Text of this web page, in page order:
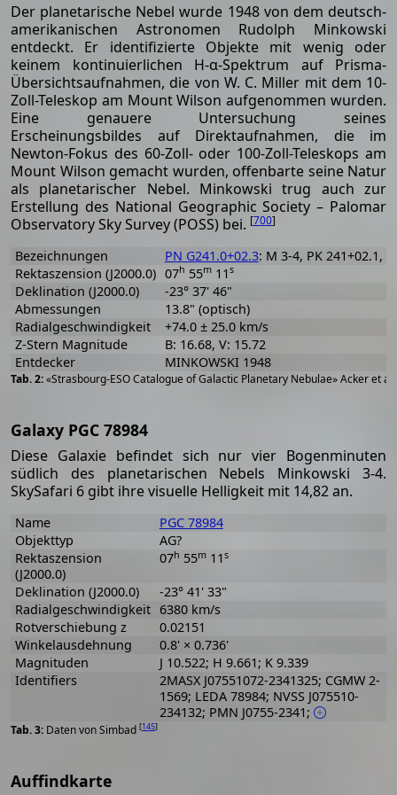
Der planetarische Nebel wurde 1948 von dem deutsch-
amerikanischen Astronomen Rudolph Minkowski
entdeckt. Er identifizierte Objekte mit wenig oder
keinem kontinuierlichen H-α-Spektrum auf Prisma-
Übersichtsaufnahmen, die von W. C. Miller mit dem 10-
Zoll-Teleskop am Mount Wilson aufgenommen wurden.
Eine genauere Untersuchung seines
Erscheinungsbildes auf Direktaufnahmen, die im
Newton-Fokus des 60-Zoll- oder 100-Zoll-Teleskops am
Mount Wilson gemacht wurden, offenbarte seine Natur
als planetarischer Nebel. Minkowski trug auch zur
Erstellung des National Geographic Society – Palomar
Observatory Sky Survey (POSS) bei. [700]
«Strasbourg-ESO Catalogue of Galactic Planetary Nebulae» Acker et
Bezeichnungen PN G241.0+02.3: M 3-4, PK 241+02.1,
Rektaszension (J2000.0) 07h 55m11 s
Deklination (J2000.0)
-23° 37' 46"
Abmessungen
13.8" (optisch)
Radialgeschwindigkeit
+74.0 ± 25.0 km/s
Z-Stern Magnitude
B: 16.68, V: 15.72
Entdecker
MINKOWSKI 1948
Galaxy PGC 78984
Diese Galaxie befindet sich nur vier Bogenminuten
südlich des planetarischen Nebels Minkowski 3-4.
SkySafari 6 gibt ihre visuelle Helligkeit mit 14,82 an.
Daten von Simbad [145]
Name
PGC 78984
Objekttyp
AG?
Rektaszension
(J2000.0)
07h 55m11 s
Deklination (J2000.0)
-23° 41' 33"
Radialgeschwindigkeit 6380 km/s
Rotverschiebung z
0.02151
Winkelausdehnung
0.8' × 0.736'
Magnituden
J 10.522; H 9.661; K 9.339
Identifiers
2MASX J07551072-2341325; CGMW 2-
1569; LEDA 78984; NVSS J075510-
234132; PMN J0755-2341;
Auffindkarte